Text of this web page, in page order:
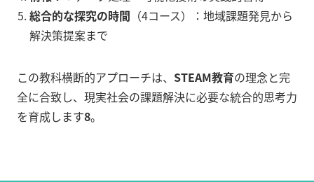
総合的な探究の時間 （4コース）：地域課題発見から
解決策提案まで
この教科横断的アプローチは、 STEAM教育の理念と完
全に合致し、現実社会の課題解決に必要な統合的思考力
を育成します8。